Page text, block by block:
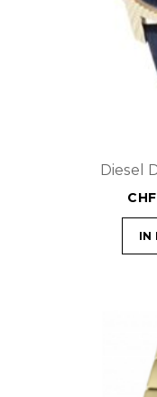
Diesel
CHF
IN